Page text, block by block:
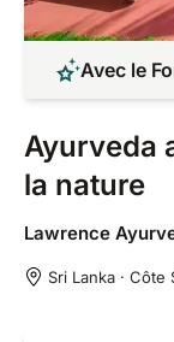
Avec le
Ayurveda
la nature
Lawrence
Sri Lanka ·